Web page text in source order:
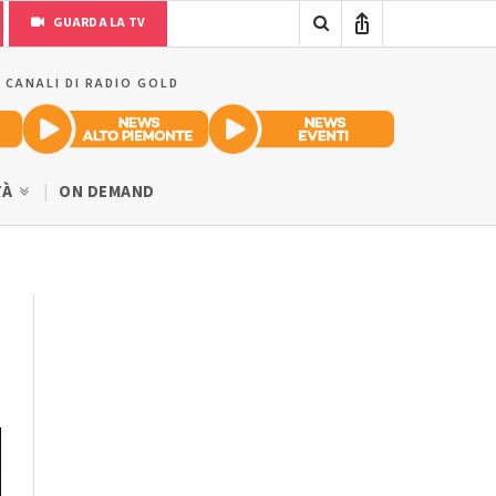
GUARDA LA TV
DI RADIO GOLD
ON DEMAND